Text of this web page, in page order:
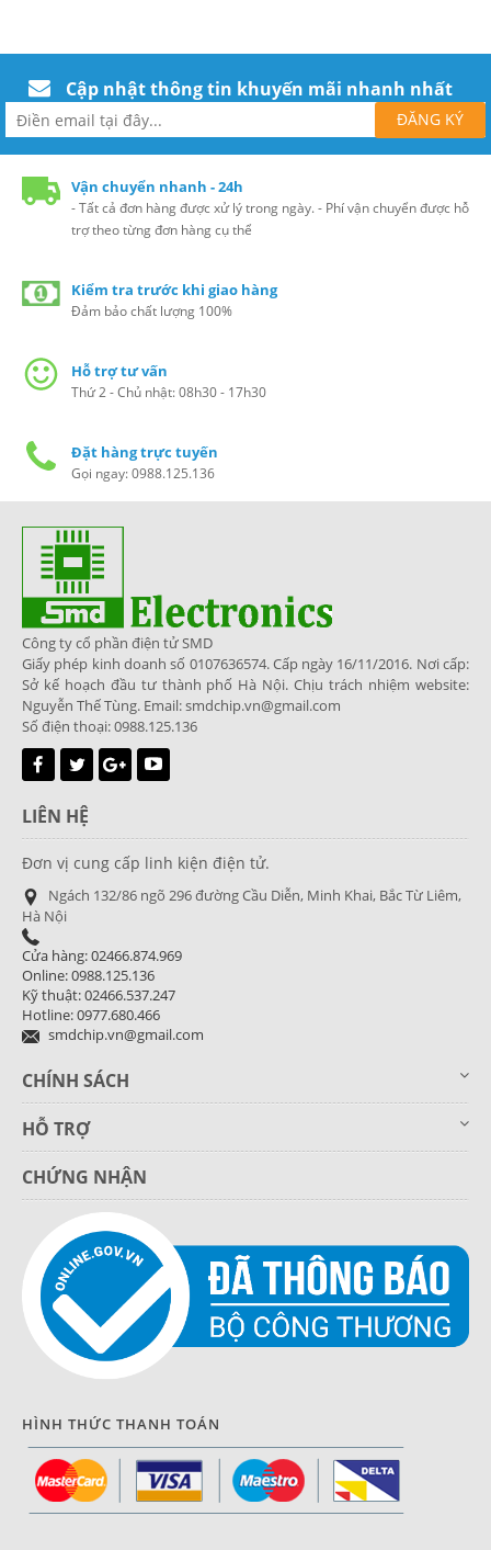
Cập nhật thông tin khuyến mãi nhanh nhất
Vận chuyển nhanh - 24h
- Tất cả đơn hàng được xử lý trong ngày. - Phí vận chuyển được hỗ
trợ theo từng đơn hàng cụ thể
Kiểm tra trước khi giao hàng
Đảm bảo chất lượng 100%
Hỗ trợ tư vấn
Thứ 2 - Chủ nhật: 08h30 - 17h30
Đặt hàng trực tuyến
Gọi ngay: 0988.125.136
Công ty cổ phần điện tử SMD
Giấy phép kinh doanh số 0107636574. Cấp ngày 16/11/2016. Nơi cấp:
Sở kế hoạch đầu tư thành phố Hà Nội. Chịu trách nhiệm website:
Nguyễn Thế Tùng. Email: smdchip.vn@gmail.com
Số điện thoại: 0988.125.136
LIÊN HỆ
Đơn vị cung cấp linh kiện điện tử.
Ngách 132/86 ngõ 296 đường Cầu Diễn, Minh Khai, Bắc Từ Liêm,
Hà Nội
Cửa hàng: 02466.874.969
Online: 0988.125.136
Kỹ thuật: 02466.537.247
Hotline: 0977.680.466
smdchip.vn@gmail.com
CHÍNH SÁCH
HỖ TRỢ
CHỨNG NHẬN
HÌNH THỨC THANH TOÁN